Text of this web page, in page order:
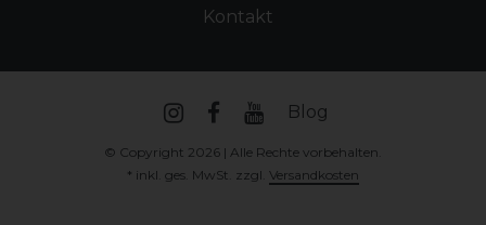
Kontakt
Blog
© Copyright 2026 | Alle Rechte vorbehalten.
* inkl. ges. MwSt. zzgl. Versandkosten